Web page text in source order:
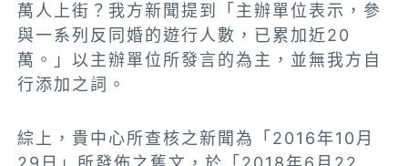
萬人上街？我方新聞提到「主辦單位表示，參
與一系列反同婚的遊行人數，已累加近20
萬。」以主辦單位所發言的為主，並無我方自
行添加之詞。
綜上，貴中心所查核之新聞為「2016年10月